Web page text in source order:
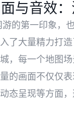
与音效
的第一印象，
了大量精力打
，每一个地图
的画面不仅仅
态呈现等方面